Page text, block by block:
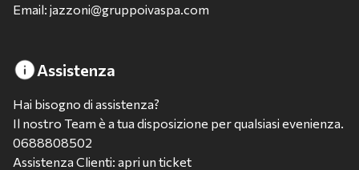
Email: jazzoni@gruppoivaspa.com
Assistenza
Hai bisogno di assistenza?
Il nostro Team è a tua disposizione per qualsiasi evenienza.
0688808502
Assistenza Clienti: apri un ticket